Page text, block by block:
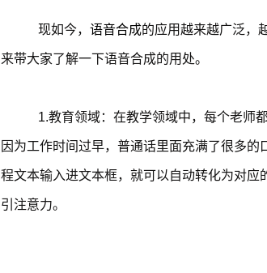
现如今， 语音合成的应用越来越广泛，
来带大家了解一下语音合成的用处。
1.教育领域：在教学领域中，每个老师
因为工作时间过早，普通话里面充满了很多
程文本输入进文本框，就可以自动转化为对
引注意力。